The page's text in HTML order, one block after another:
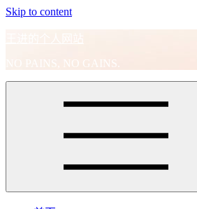
Skip to content
王进的个人网站
NO PAINS, NO GAINS.